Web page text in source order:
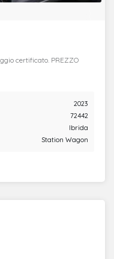
certificato. PREZZO
2023
72442
Ibrida
Station Wagon